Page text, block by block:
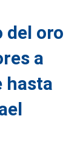
del oro
a
hasta